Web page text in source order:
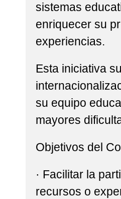
sistemas
enriquecer su
experiencias.
Esta iniciativa
su equipo
mayores
Objetivos del
· Facilitar la
recursos o